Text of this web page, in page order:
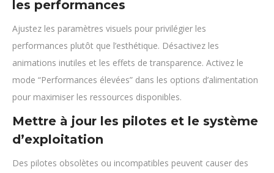
les performances
Ajustez les paramètres visuels pour privilégier les
performances plutôt que l’esthétique. Désactivez les
animations inutiles et les effets de transparence. Activez le
mode “Performances élevées” dans les options d’alimentation
pour maximiser les ressources disponibles.
Mettre à jour les pilotes et le système
d’exploitation
Des pilotes obsolètes ou incompatibles peuvent causer des